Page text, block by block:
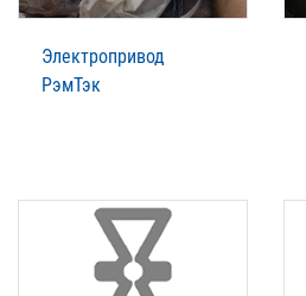
Электропривод
РэмТэк